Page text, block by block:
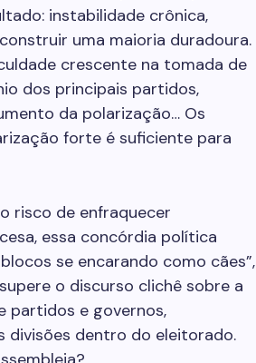
instabilidade crônica,
uma maioria duradoura.
crescente na tomada de
dos principais partidos,
da polarização… Os
forte é suficiente para
risco de enfraquecer
essa concórdia política
se encarando como cães”,
o discurso clichê sobre a
partidos e governos,
divisões dentro do eleitorado.